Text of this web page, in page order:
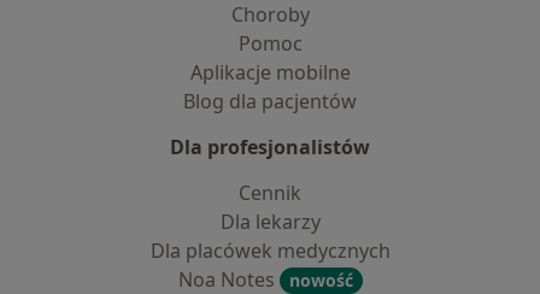
Choroby
Pomoc
Aplikacje mobilne
Blog dla pacjentów
Dla profesjonalistów
Cennik
Dla lekarzy
Dla placówek medycznych
Noa Notes
nowość